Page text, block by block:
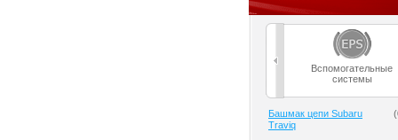
Вспомогательные
системы
Башмак цепи Subaru
Traviq
(